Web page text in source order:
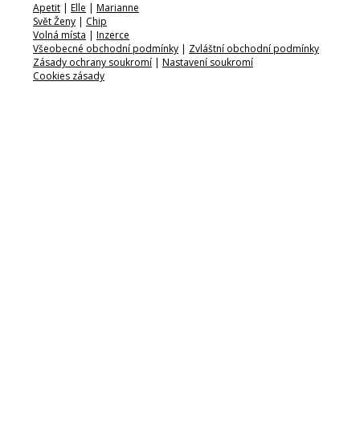
Apetit | Elle | Marianne
Svět Ženy | Chip
Volná místa | Inzerce
Všeobecné obchodní podmínky | Zvláštní obchodní podmínky
Zásady ochrany soukromí | Nastavení soukromí
Cookies zásady